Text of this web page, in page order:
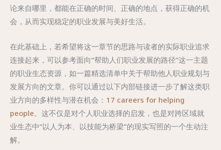
论来自哪里，都能在正确的时间、正确的地点，获得正确的机
会，从而实现稳定的职业发展与美好生活。
在此基础上，若希望将这一章节的思路与读者的实际职业追求
连接起来，可以参考面向“帮助人们职业发展的路径”这一主题
的职业生态资源，如一篇精选清单中关于帮助他人职业规划与
发展方向的文章。你可以通过以下内部链接进一步了解这类职
业方向的多样性与潜在机会： 17 careers for helping
people。这不仅是对个人职业选择的启发，也是对跨区域就
业生态中“以人为本、以技能为桥梁”的现实写照的一个生动注
解。